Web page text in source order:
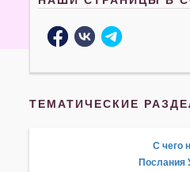
ТЕМАТИЧЕСКИЕ
С чего
Послания